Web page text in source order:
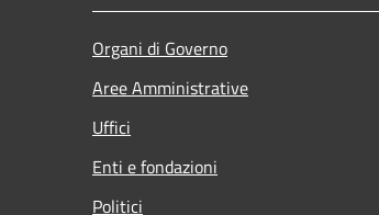
Organi di Governo
Aree Amministrative
Uffici
Enti e fondazioni
Politici